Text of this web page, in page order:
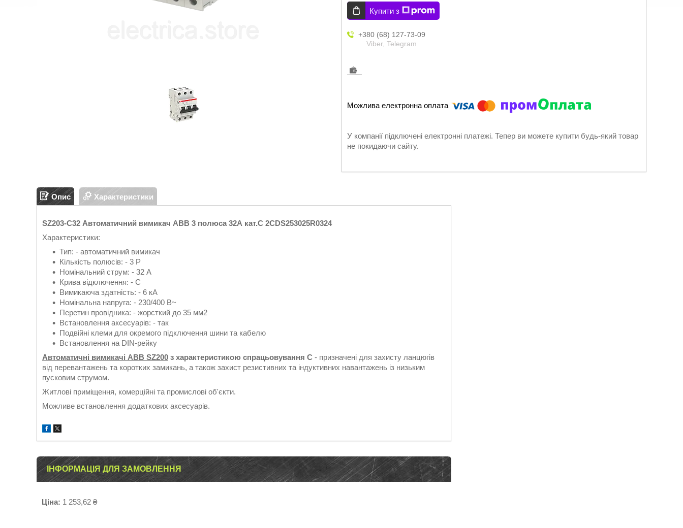
Купити з
+380 (68) 127-73-09
Viber, Telegram
У компанії підключені електронні платежі. Тепер ви можете купити будь-який товар
не покидаючи сайту.
Опис Характеристики
SZ203-C32 Автоматичний вимикач ABB 3 полюса 32А кат.C 2CDS253025R0324
Характеристики:
Тип: - автоматичний вимикач
Кількість полюсів: - 3 P
Номінальний струм: - 32 А
Крива відключення: - C
Вимикаюча здатність: - 6 кА
Номінальна напруга: - 230/400 В~
Перетин провідника: - жорсткий до 35 мм2
Встановлення аксесуарів: - так
Подвійні клеми для окремого підключення шини та кабелю
Встановлення на DIN-рейку
Автоматичні вимикачі ABB SZ200 з характеристикою спрацьовування C - призначені для захисту ланцюгів
від перевантажень та коротких замикань, а також захист резистивних та індуктивних навантажень із низьким
пусковим струмом.
Житлові приміщення, комерційні та промислові об'єкти.
Можливе встановлення додаткових аксесуарів.
ІНФОРМАЦІЯ ДЛЯ ЗАМОВЛЕННЯ
Ціна: 1 253,62 ₴